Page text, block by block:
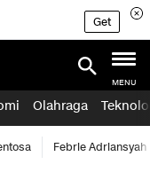
Get
MENU
Olahraga
Febrie Adriansyah